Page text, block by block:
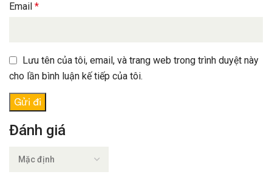
Đánh giá
Email*
Lưu tên của tôi, email, và trang web trong trình duyệt này
cho lần bình luận kế tiếp của tôi.